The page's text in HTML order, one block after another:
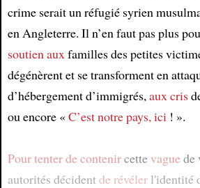
crime serait un réfugié syrien
en Angleterre. Il n’en faut pas plus
soutien auxfamilles des petites
dégénèrent et se transforment en
d’hébergement d’immigrés,aux cris
ou encore «C’est notre pays, ici! ».
Pour tenter de contenircettevaguede
autorités décidentde révélerl'identité